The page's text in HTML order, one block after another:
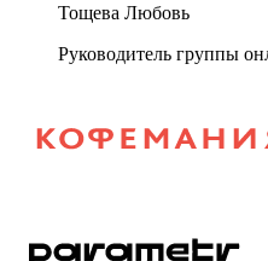
Тощева Любовь
Руководитель группы